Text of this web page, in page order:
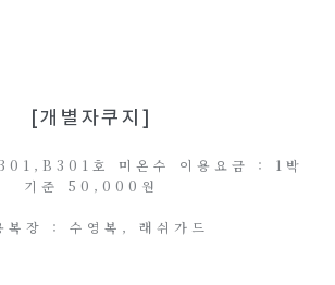
[개별자쿠지]
호 미온수 이용요금 : 1박
기준 50,000원
복장 : 수영복, 래쉬가드